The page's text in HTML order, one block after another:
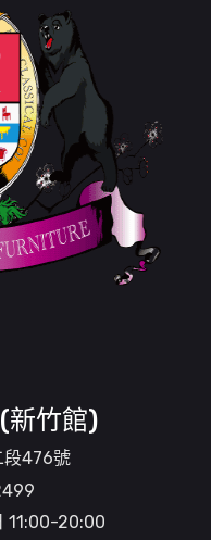
新竹館)
段476號
11:00-20:00